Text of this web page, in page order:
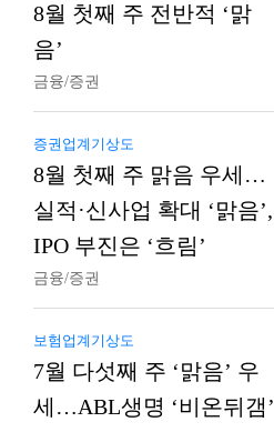
8월 첫째 주 전반적 ‘맑
음’
금융/증권
증권업계기상도
8월 첫째 주 맑음 우세…
실적·신사업 확대 ‘맑음’,
IPO 부진은 ‘흐림’
금융/증권
보험업계기상도
7월 다섯째 주 ‘맑음’ 우
세…ABL생명 ‘비온뒤갬’